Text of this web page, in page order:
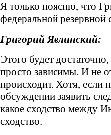
Я только поясню, что
федеральной
Григорий Явлинский:
Этого будет
просто зависимы. И не
происходит. Хотя, если
обсуждении заявить
какое сходство между
сходство.